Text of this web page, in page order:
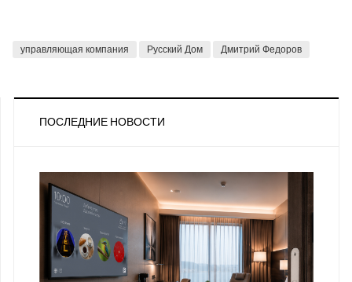
управляющая компания Русский Дом Дмитрий Федоров
ПОСЛЕДНИЕ НОВОСТИ